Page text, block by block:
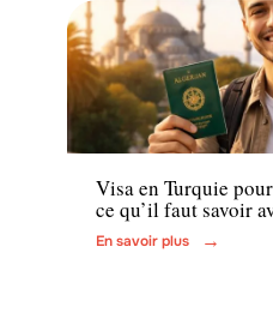
Administratif
Visa en Turquie
ce qu’il faut savoir
En savoir plus